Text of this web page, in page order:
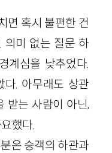
면 혹시 불편한 건
의미 없는 질문 하
계심을 낮추었다.
다. 아무래도 상관
받는 사람이 아닌,
했다.
은 승객의 하관과